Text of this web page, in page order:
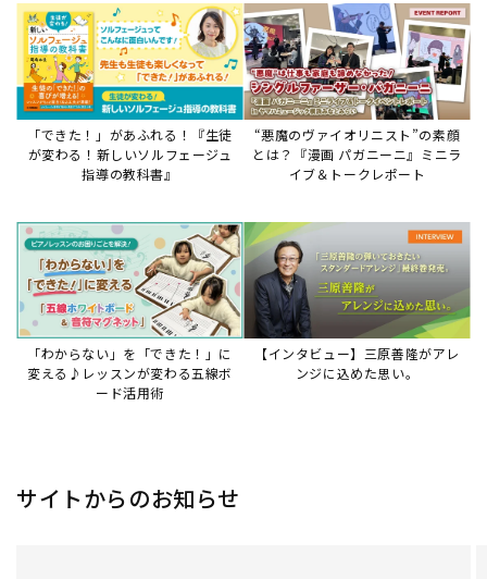
ード活用術
サイトからのお知らせ
2026年8月6日
8月6日障害発生のお知らせ